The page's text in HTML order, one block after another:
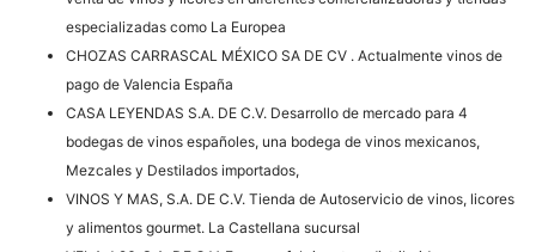
especializadas como La Europea
CHOZAS CARRASCAL MÉXICO SA DE CV . Actualmente vinos de
pago de Valencia España
CASA LEYENDAS S.A. DE C.V. Desarrollo de mercado para 4
bodegas de vinos españoles, una bodega de vinos mexicanos,
Mezcales y Destilados importados,
VINOS Y MAS, S.A. DE C.V. Tienda de Autoservicio de vinos, licores
y alimentos gourmet. La Castellana sucursal